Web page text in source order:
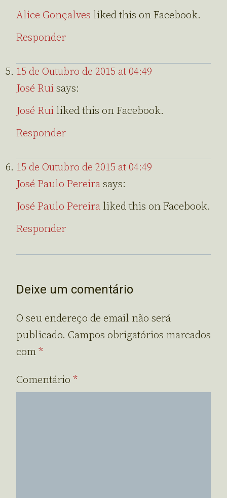
Alice Gonçalves liked this on Facebook.
Responder
15 de Outubro de 2015 at 04:49
José Ruisays:
José Rui liked this on Facebook.
Responder
15 de Outubro de 2015 at 04:49
José Paulo Pereirasays:
José Paulo Pereira liked this on Facebook.
Responder
Deixe um comentário
O seu endereço de email não será
publicado. Campos obrigatórios marcados
com*
Comentário *